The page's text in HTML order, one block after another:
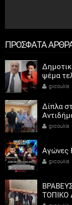
ΠΡΟΣΦΑΤΑ
ψέμα
gxcoukis
Δίπλα
gxcoukis
Αγώνες
gxcoukis
ΤΟΠΙΚΟ